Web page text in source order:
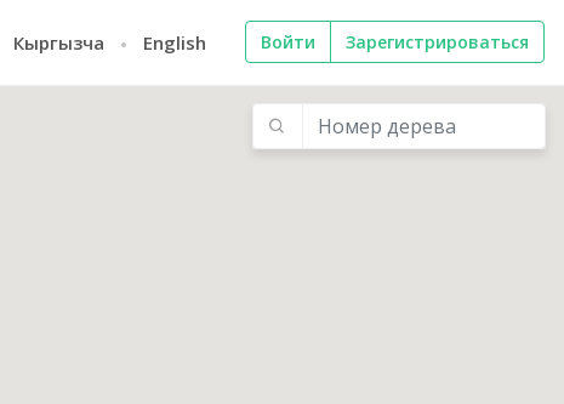
Кыргызча English Войти Зарегистрироваться